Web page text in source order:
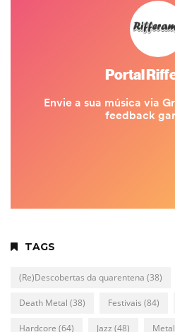
TAGS
(Re)Descobertas da quarentena (38)
Death Metal (38) Festivais (84)
Hardcore (64) Jazz (48) Metal